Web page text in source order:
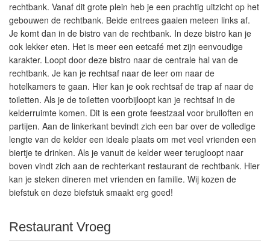
rechtbank. Vanaf dit grote plein heb je een prachtig uitzicht op het
gebouwen de rechtbank. Beide entrees gaaien meteen links af.
Je komt dan in de bistro van de rechtbank. In deze bistro kan je
ook lekker eten. Het is meer een eetcafé met zijn eenvoudige
karakter. Loopt door deze bistro naar de centrale hal van de
rechtbank. Je kan je rechtsaf naar de leer om naar de
hotelkamers te gaan. Hier kan je ook rechtsaf de trap af naar de
toiletten. Als je de toiletten voorbijloopt kan je rechtsaf in de
kelderruimte komen. Dit is een grote feestzaal voor bruiloften en
partijen. Aan de linkerkant bevindt zich een bar over de volledige
lengte van de kelder een ideale plaats om met veel vrienden een
biertje te drinken. Als je vanuit de kelder weer terugloopt naar
boven vindt zich aan de rechterkant restaurant de rechtbank. Hier
kan je steken dineren met vrienden en familie. Wij kozen de
biefstuk en deze biefstuk smaakt erg goed!
Restaurant Vroeg